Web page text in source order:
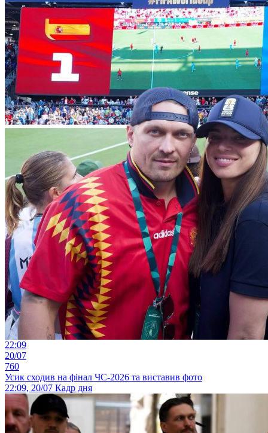
22:09
20/07
760
Усик сходив на фінал ЧС-2026 та виставив фото
22:09, 20/07 Кадр дня